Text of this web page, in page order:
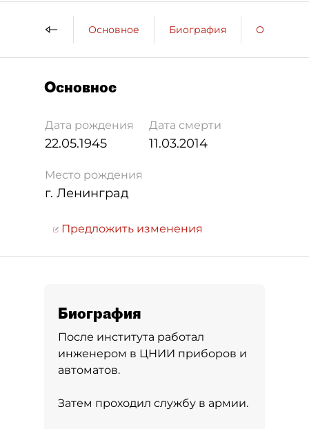
Основное Биография
Основное
Дата рождения
22.05.1945
Дата смерти
11.03.2014
Место рождения
г. Ленинград
Предложить изменения
Биография
После института работал
инженером в ЦНИИ приборов и
автоматов.
Затем проходил службу в армии.